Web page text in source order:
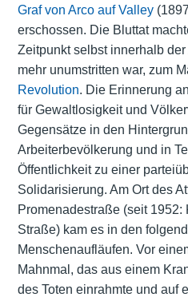
Graf von Arco auf Valley
erschossen. Die Bluttat
Zeitpunkt selbst innerhalb
mehr unumstritten war, zum
Revolution. Die Erinnerung
für Gewaltlosigkeit und
Gegensätze in den
Arbeiterbevölkerung und in
Öffentlichkeit zu einer
Solidarisierung. Am Ort des
Promenadestraße (seit
Straße) kam es in den
Menschenaufläufen. Vor
Mahnmal, das aus einem
des Toten einrahmte und auf